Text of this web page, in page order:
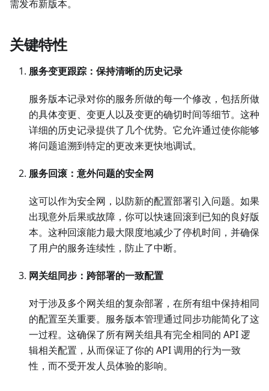
需发布新版本。
关键特性
服务变更跟踪：保持清晰的历史记录
服务版本记录对你的服务所做的每一个修改，包括所做
的具体变更、变更人以及变更的确切时间等细节。这种
详细的历史记录提供了几个优势。它允许通过使你能够
将问题追溯到特定的更改来更快地调试。
服务回滚：意外问题的安全网
这可以作为安全网，以防新的配置部署引入问题。如果
出现意外后果或故障，你可以快速回滚到已知的良好版
本。这种回滚能力最大限度地减少了停机时间，并确保
了用户的服务连续性，防止了中断。
网关组同步：跨部署的一致配置
对于涉及多个网关组的复杂部署，在所有组中保持相同
的配置至关重要。服务版本管理通过同步功能简化了这
一过程。这确保了所有网关组具有完全相同的 API 逻
辑相关配置，从而保证了你的 API 调用的行为一致
性，而不受开发人员体验的影响。